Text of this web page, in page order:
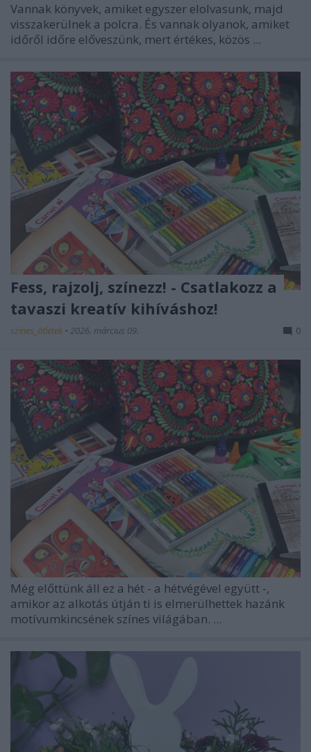
Vannak könyvek, amiket egyszer elolvasunk, majd
visszakerülnek a polcra. És vannak olyanok, amiket
időről időre előveszünk, mert értékes, közös ...
Fess, rajzolj, színezz! - Csatlakozz a
tavaszi kreatív kihíváshoz!
színes_ötletek • 2026. március 09. 0
Még előttünk áll ez a hét - a hétvégével együtt -,
amikor az alkotás útján ti is elmerülhettek hazánk
motívumkincsének színes világában. ...